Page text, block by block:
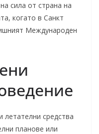
сила от страна на
когато в Санкт
Международен
летателни средства
планове или